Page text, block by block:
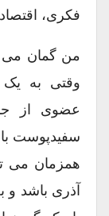
فکری،
من گمان می
وقتی به یک
عضوی از
سفیدپوست
همزمان می
آذری باشد و